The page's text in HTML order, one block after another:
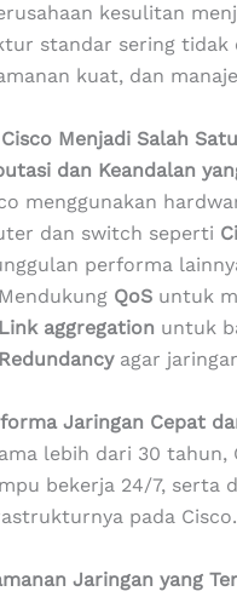
kesulitan
standar sering tidak
kuat, dan
Menjadi Salah
dan Keandalan
menggunakan
dan switch seperti
performa
Mendukung QoS untuk
Link aggregation untuk
Redundancyagar
Jaringan Cepat
lebih dari 30
bekerja 24/7, serta
pada Cisco.
Jaringan yang